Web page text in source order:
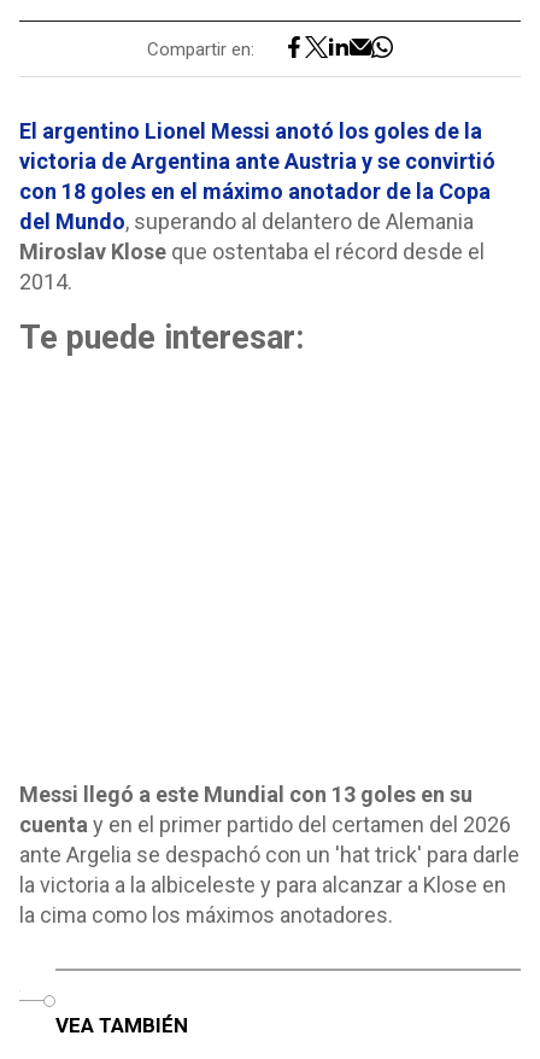
Compartir en:
El argentino Lionel Messi anotó los goles de la
victoria de Argentina ante Austria y se convirtió
con 18 goles en el máximo anotador de la Copa
del Mundo, superando al delantero de Alemania
Miroslav Klose que ostentaba el récord desde el
2014.
Te puede interesar:
Messi llegó a este Mundial con 13 goles en su
cuenta y en el primer partido del certamen del 2026
ante Argelia se despachó con un 'hat trick' para darle
la victoria a la albiceleste y para alcanzar a Klose en
la cima como los máximos anotadores.
VEA TAMBIÉN